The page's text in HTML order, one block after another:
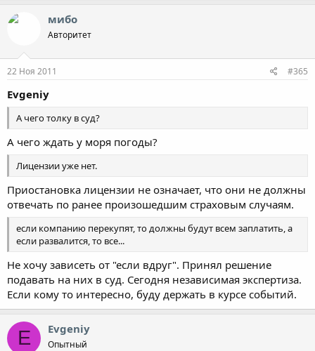
мибо
Авторитет
22 Ноя 2011 #365
Evgeniy
А чего толку в суд?
А чего ждать у моря погоды?
Лицензии уже нет.
Приостановка лицензии не означает, что они не должны
отвечать по ранее произошедшим страховым случаям.
если компанию перекупят, то должны будут всем заплатить, а
если развалится, то все...
Не хочу зависеть от "если вдруг". Принял решение
подавать на них в суд. Сегодня независимая экспертиза.
Если кому то интересно, буду держать в курсе событий.
E Evgeniy
Опытный